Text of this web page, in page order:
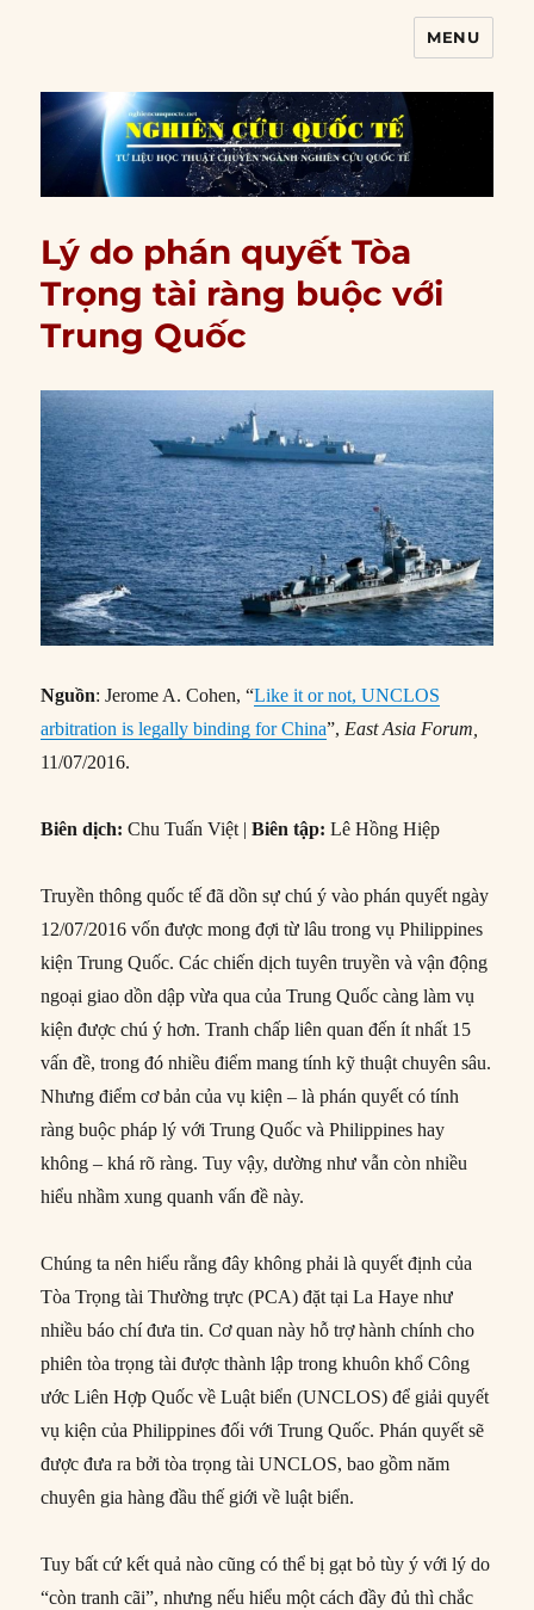
MENU
Lý do phán quyết Tòa
Trọng tài ràng buộc với
Trung Quốc
Nguồn: Jerome A. Cohen, “Like it or not, UNCLOS
arbitration is legally binding for China”, East Asia Forum,
11/07/2016.
Biên dịch:Chu Tuấn Việt |Biên tập:Lê Hồng Hiệp
Truyền thông quốc tế đã dồn sự chú ý vào phán quyết ngày
12/07/2016 vốn được mong đợi từ lâu trong vụ Philippines
kiện Trung Quốc. Các chiến dịch tuyên truyền và vận động
ngoại giao dồn dập vừa qua của Trung Quốc càng làm vụ
kiện được chú ý hơn. Tranh chấp liên quan đến ít nhất 15
vấn đề, trong đó nhiều điểm mang tính kỹ thuật chuyên sâu.
Nhưng điểm cơ bản của vụ kiện – là phán quyết có tính
ràng buộc pháp lý với Trung Quốc và Philippines hay
không – khá rõ ràng. Tuy vậy, dường như vẫn còn nhiều
hiểu nhầm xung quanh vấn đề này.
Chúng ta nên hiểu rằng đây không phải là quyết định của
Tòa Trọng tài Thường trực (PCA) đặt tại La Haye như
nhiều báo chí đưa tin. Cơ quan này hỗ trợ hành chính cho
phiên tòa trọng tài được thành lập trong khuôn khổ Công
ước Liên Hợp Quốc về Luật biển (UNCLOS) để giải quyết
vụ kiện của Philippines đối với Trung Quốc. Phán quyết sẽ
được đưa ra bởi tòa trọng tài UNCLOS, bao gồm năm
chuyên gia hàng đầu thế giới về luật biển.
Tuy bất cứ kết quả nào cũng có thể bị gạt bỏ tùy ý với lý do
“còn tranh cãi”, nhưng nếu hiểu một cách đầy đủ thì chắc